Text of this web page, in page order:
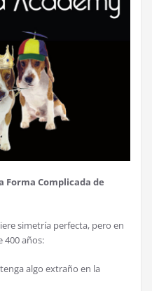
Forma Complicada de
simetría perfecta, pero en
400 años:
algo extraño en la